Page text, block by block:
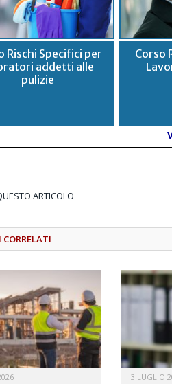
Rischi Specifici per
addetti alle
pulizie
Corso
ARTICOLO
3 LUGLIO